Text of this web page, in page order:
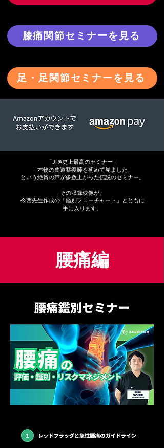
膝痛関節セミナーを見る
足・足関節セミナーを見る
「JPA史上最高のセミナー」
「本物の柔道整復師を初めて見ました」
という絶賛の声が多数上がった伝説のセミナー。
その収録映像が、
今西先生作成の「鑑別フローチャート」とともに
​手に入ります。
腰痛編